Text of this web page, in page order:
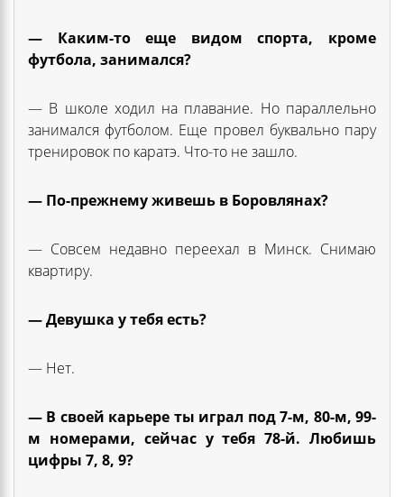
— Каким-то еще видом спорта, кроме
футбола, занимался?
— В школе ходил на плавание. Но параллельно
занимался футболом. Еще провел буквально пару
тренировок по каратэ. Что-то не зашло.
— По-прежнему живешь в Боровлянах?
— Совсем недавно переехал в Минск. Снимаю
квартиру.
— Девушка у тебя есть?
— Нет.
— В своей карьере ты играл под 7-м, 80-м, 99-
м номерами, сейчас у тебя 78-й. Любишь
цифры 7, 8, 9?